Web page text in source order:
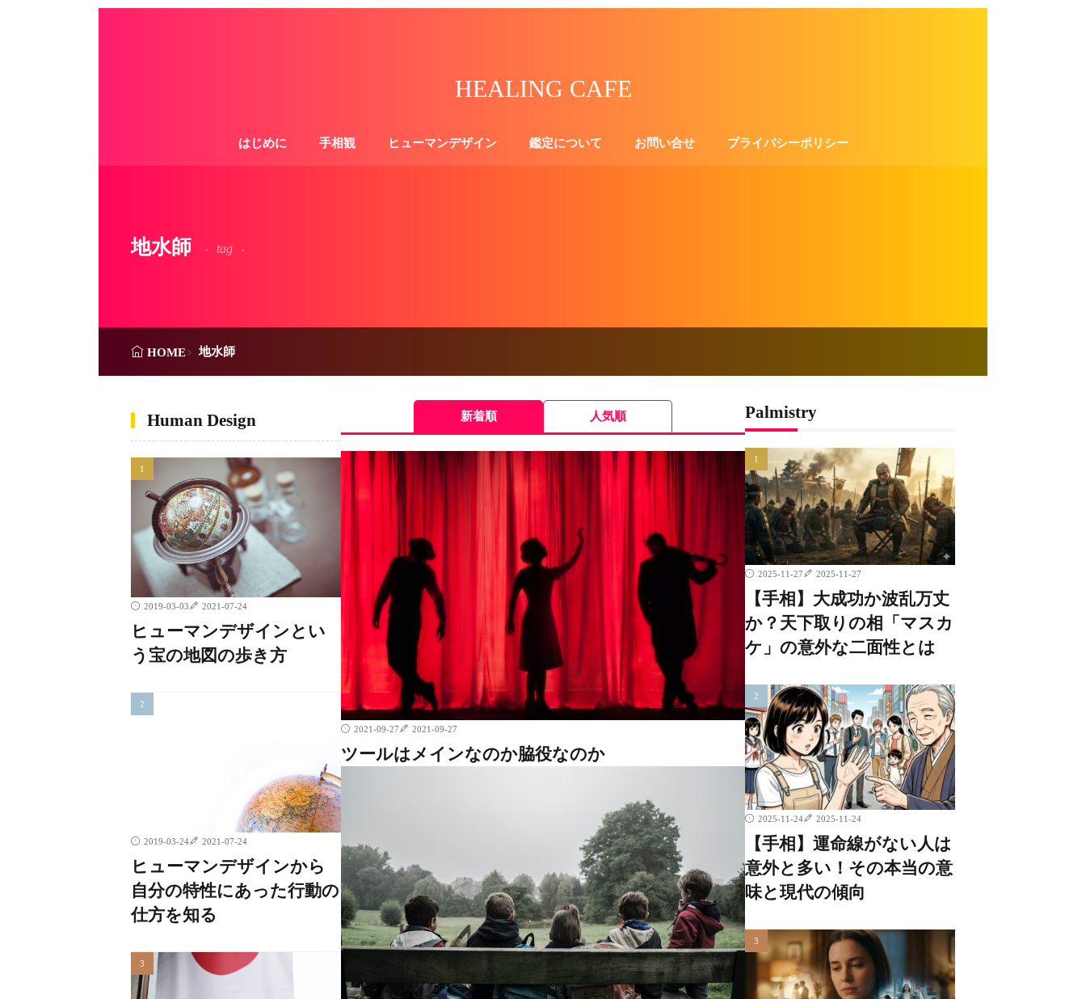
HEALING CAFE
はじめに 手相観 ヒューマンデザイン 鑑定について お問い合せ プライバシーポリシー
地水師 tag
HOME 地水師
Human Design
2019-03-03 2021-07-24
ヒューマンデザインとい
う宝の地図の歩き方
2019-03-24 2021-07-24
ヒューマンデザインから
自分の特性にあった行動の
仕方を知る
新着順 人気順
2021-09-27 2021-09-27
ツールはメインなのか脇役なのか
Palmistry
2025-11-27 2025-11-27
【手相】大成功か波乱万丈
か？天下取りの相「マスカ
ケ」の意外な二面性とは
2025-11-24 2025-11-24
【手相】運命線がない人は
意外と多い！その本当の意
味と現代の傾向